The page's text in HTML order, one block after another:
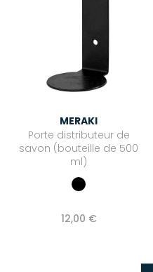
MERAKI
Porte distributeur de
savon (bouteille de 500
ml)
12,00 €